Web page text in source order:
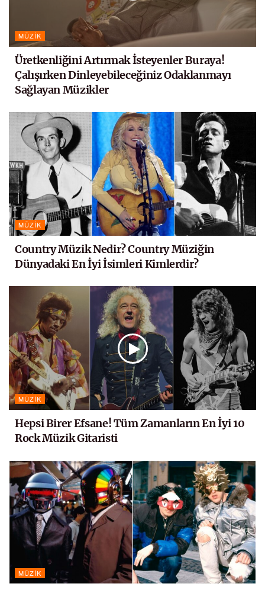
MÜZIK
Üretkenliğini Artırmak İsteyenler Buraya!
Çalışırken Dinleyebileceğiniz Odaklanmayı
Sağlayan Müzikler
MÜZIK
Country Müzik Nedir? Country Müziğin
Dünyadaki En İyi İsimleri Kimlerdir?
MÜZIK
Hepsi Birer Efsane! Tüm Zamanların En İyi 10
Rock Müzik Gitaristi
MÜZIK